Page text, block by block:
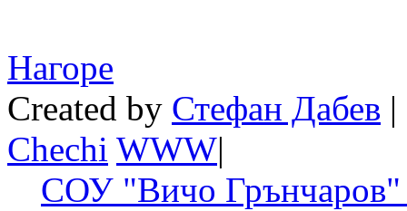
Нагоре
Created by Стефан Дабев
Chechi WWW|
СОУ "Вичо Грънчаров"